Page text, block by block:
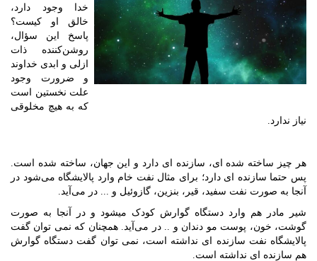
خدا وجود دارد،
خالق او کیست؟
پاسخ این سؤال،
روشن‌کننده ذات
ازلی و ابدی خداوند
و ضرورت وجود
علت نخستین است
که به هیچ مخلوقی
نیاز ندارد.
هر چیز ساخته شده ای، سازنده ای دارد و این جهان، ساخته شده است.
پس حتما سازنده ای دارد؛ برای مثال نفت خام وارد پالایشگاه می‌شود در
آنجا به صورت نفت سفید، قیر، بنزین، گازوئیل و ... در می‌آید.
شیر مادر هم وارد دستگاه گوارش کودک میشود و در آنجا به صورت
گوشت، خون، پوست مو دندان و .. در می‌آید. همچنان که نمی توان گفت
پالایشگاه نفت سازنده ای نداشته است، نمی توان گفت دستگاه گوارش
هم سازنده ای نداشته است.